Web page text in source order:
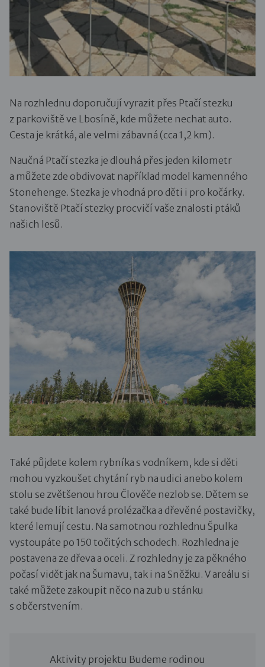
Na rozhlednu doporučují vyrazit přes Ptačí stezku
z parkoviště ve Lbosíně, kde můžete nechat auto.
Cesta je krátká, ale velmi zábavná (cca 1,2 km).
Naučná Ptačí stezka je dlouhá přes jeden kilometr
a můžete zde obdivovat například model kamenného
Stonehenge. Stezka je vhodná pro děti i pro kočárky.
Stanoviště Ptačí stezky procvičí vaše znalosti ptáků
našich lesů.
Také půjdete kolem rybníka s vodníkem, kde si děti
mohou vyzkoušet chytání ryb na udici anebo kolem
stolu se zvětšenou hrou Člověče nezlob se. Dětem se
také bude líbit lanová prolézačka a dřevěné postavičky,
které lemují cestu. Na samotnou rozhlednu Špulka
vystoupáte po 150 točitých schodech. Rozhledna je
postavena ze dřeva a oceli. Z rozhledny je za pěkného
počasí vidět jak na Šumavu, tak i na Sněžku. V areálu si
také můžete zakoupit něco na zub u stánku
s občerstvením.
Aktivity projektu Budeme rodinou